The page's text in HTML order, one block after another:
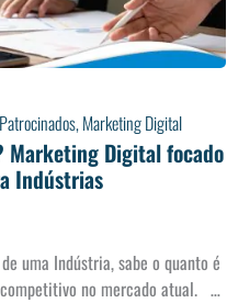
,Marketing Digital
Marketing Digital focado
Indústrias
uma Indústria, sabe o quanto é
no mercado atual. …